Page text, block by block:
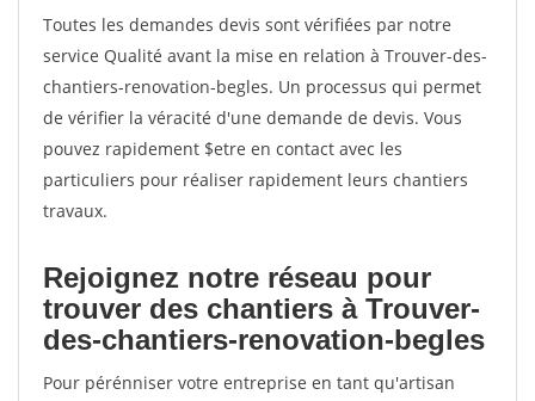
Toutes les demandes devis sont vérifiées par notre
service Qualité avant la mise en relation à Trouver-des-
chantiers-renovation-begles. Un processus qui permet
de vérifier la véracité d'une demande de devis. Vous
pouvez rapidement $etre en contact avec les
particuliers pour réaliser rapidement leurs chantiers
travaux.
Rejoignez notre réseau pour
trouver des chantiers à Trouver-
des-chantiers-renovation-begles
Pour pérénniser votre entreprise en tant qu'artisan